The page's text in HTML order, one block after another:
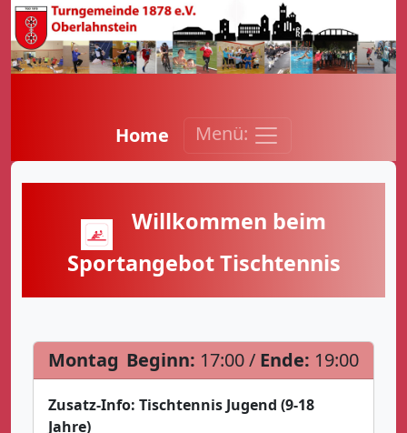
Home Menü:
Willkommen beim
Sportangebot Tischtennis
Montag Beginn: 17:00 / Ende: 19:00
Zusatz-Info: Tischtennis Jugend (9-18
Jahre)